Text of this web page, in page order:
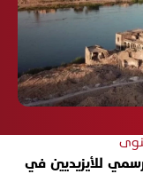
للأيزيديين في